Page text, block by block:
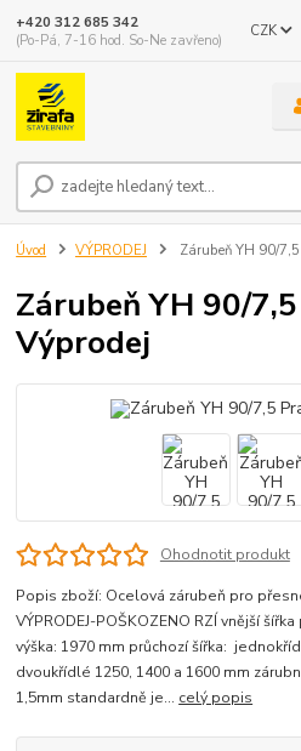
CZK
+420 312 685 342
(Po-Pá, 7-16 hod. So-Ne zavřeno)
Úvod VÝPRODEJ Zárubeň YH 90/
Zárubeň YH 90/
Výprodej
Ohodnotit produkt
Popis zboží: Ocelová zárubeň pro
VÝPRODEJ-POŠKOZENO RZÍ vnější
výška: 1970 mm průchozí šířka:
dvoukřídlé 1250, 1400 a 1600 mm
1,5mm standardně je... celý popis